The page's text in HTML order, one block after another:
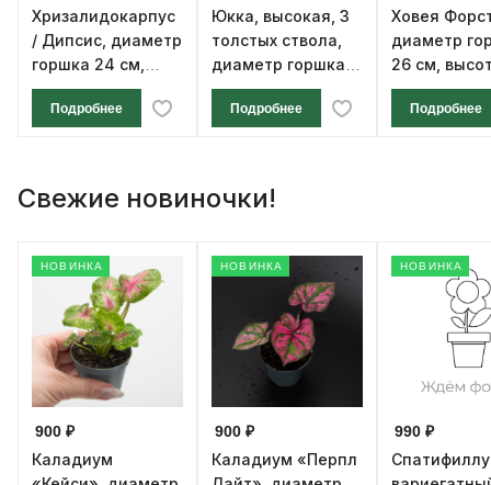
Хризалидокарпус
/ Дипсис, диаметр
горшка 24 см,
высота 130 см
Подробнее
Юкка, высокая, 3
толстых ствола,
диаметр горшка
27 см, высота 170
смПодробнее
Ховея
диаметр
26 см,
см
Подробнее
Свежие новиночки!
НОВИНКА
900 ₽
Каладиум
НОВИНКА
900 ₽
Каладиум «Перпл
НОВИНКА
990 ₽